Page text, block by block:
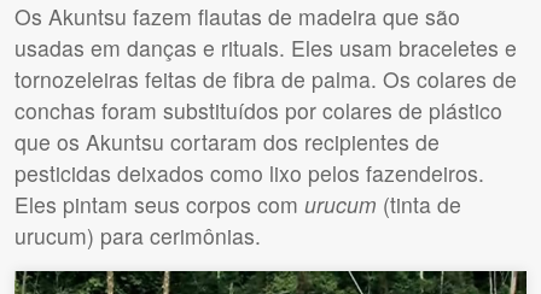
Os Akuntsu fazem flautas de madeira que são
usadas em danças e rituais. Eles usam braceletes e
tornozeleiras feitas de fibra de palma. Os colares de
conchas foram substituídos por colares de plástico
que os Akuntsu cortaram dos recipientes de
pesticidas deixados como lixo pelos fazendeiros.
Eles pintam seus corpos com urucum (tinta de
urucum) para cerimônias.